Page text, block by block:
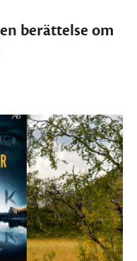
berättelse om